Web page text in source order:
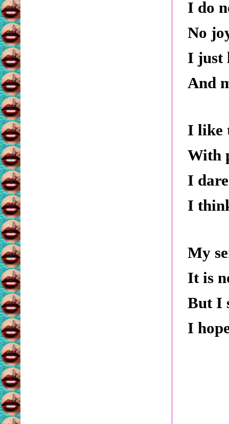
I do
No
I just
And
I like
With
I
I
My
It is
But I
I